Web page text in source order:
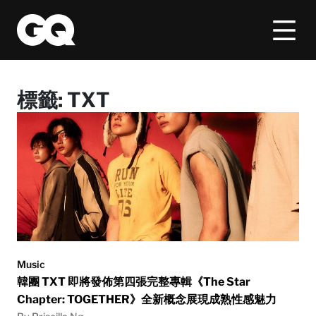
標籤: TXT
Music
韓團 TXT 即將發佈第四張完整專輯《The Star
Chapter: TOGETHER》全新概念展現成熟性感魅力